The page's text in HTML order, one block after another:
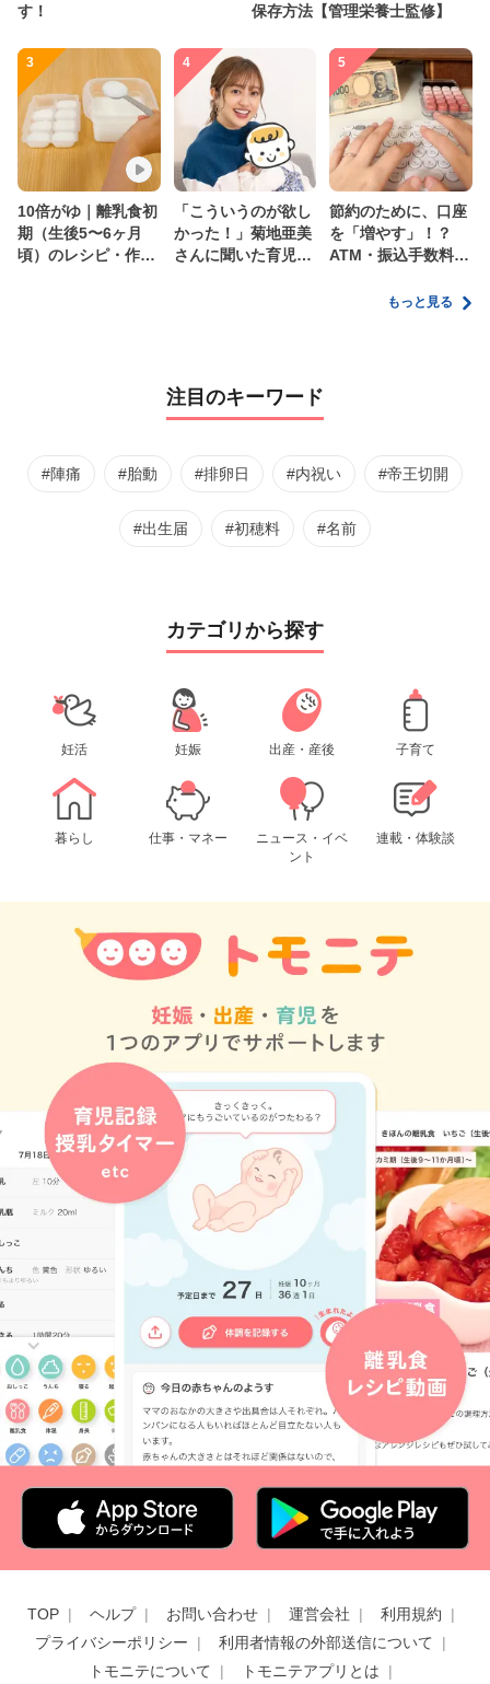
す！
保存方法【管理栄養士監修】
3
10倍がゆ｜離乳食初
期（生後5〜6ヶ月
頃）のレシピ・作り
4
「こういうのが欲し
かった！」菊地亜美
さんに聞いた育児
5
節約のために、口座
を「増やす」！？
ATM・振込手数料の
家計管理術もっと見る
注目のキーワード
#陣痛 #胎動 #排卵日 #内祝い #帝王切開
#出生届 #初穂料 #名前
カテゴリから探す
妊活 妊娠 出産・産後 子育て
暮らし 仕事・マネー
ニュース・イベ
ント
連載・体験談
TOP ヘルプ お問い合わせ 運営会社
利用規約
プライバシーポリシー
利用者情報の外部送信について
トモニテについて
トモニテアプリとは